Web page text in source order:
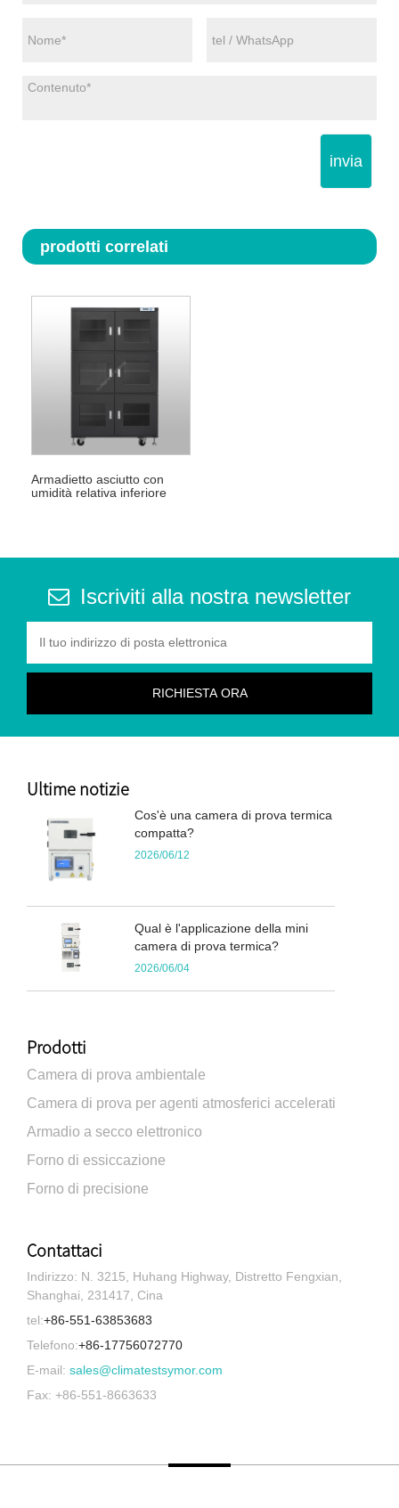
invia
prodotti correlati
Armadietto asciutto con
umidità relativa inferiore
Iscriviti alla nostra newsletter
Ultime notizie
Cos'è una camera di prova termica
compatta?
2026/06/12
Qual è l'applicazione della mini
camera di prova termica?
2026/06/04
Prodotti
Camera di prova ambientale
Camera di prova per agenti atmosferici accelerati
Armadio a secco elettronico
Forno di essiccazione
Forno di precisione
Contattaci
Indirizzo: N. 3215, Huhang Highway, Distretto Fengxian,
Shanghai, 231417, Cina
tel:+86-551-63853683
Telefono:+86-17756072770
E-mail: sales@climatestsymor.com
Fax: +86-551-8663633